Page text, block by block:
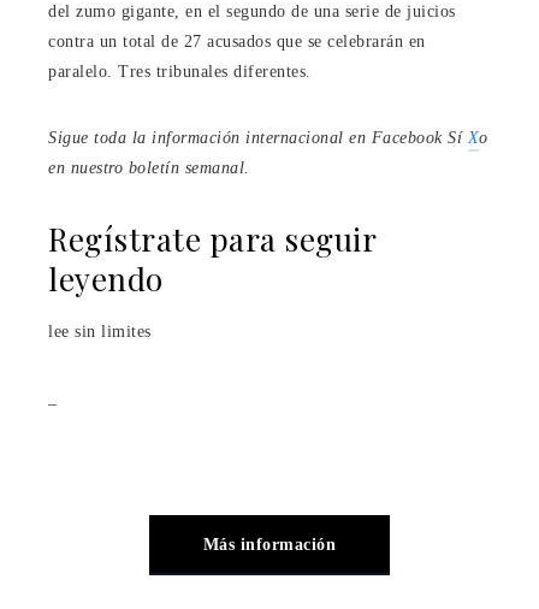
del zumo gigante, en el segundo de una serie de juicios
contra un total de 27 acusados ​​que se celebrarán en
paralelo. Tres tribunales diferentes.
Sigue toda la información internacional en FacebookSí Xo
en nuestro boletín semanal
Regístrate para seguir
leyendo
lee sin limites
Más información